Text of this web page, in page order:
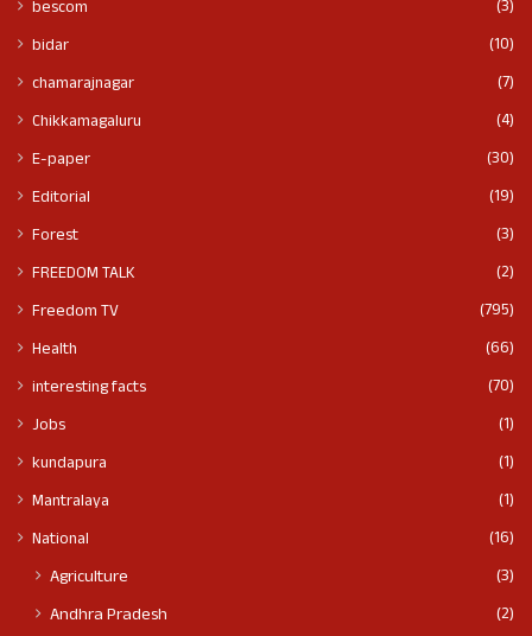
bescom
(3)
bidar
(10)
chamarajnagar
(7)
Chikkamagaluru
(4)
E-paper
(30)
Editorial
(19)
Forest
(3)
FREEDOM TALK
(2)
Freedom TV
(795)
Health
(66)
interesting facts
(70)
Jobs
(1)
kundapura
(1)
Mantralaya
(1)
National
(16)
Agriculture
(3)
Andhra Pradesh
(2)